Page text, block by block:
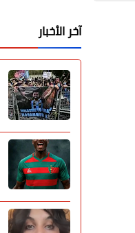
آخر الأخبار